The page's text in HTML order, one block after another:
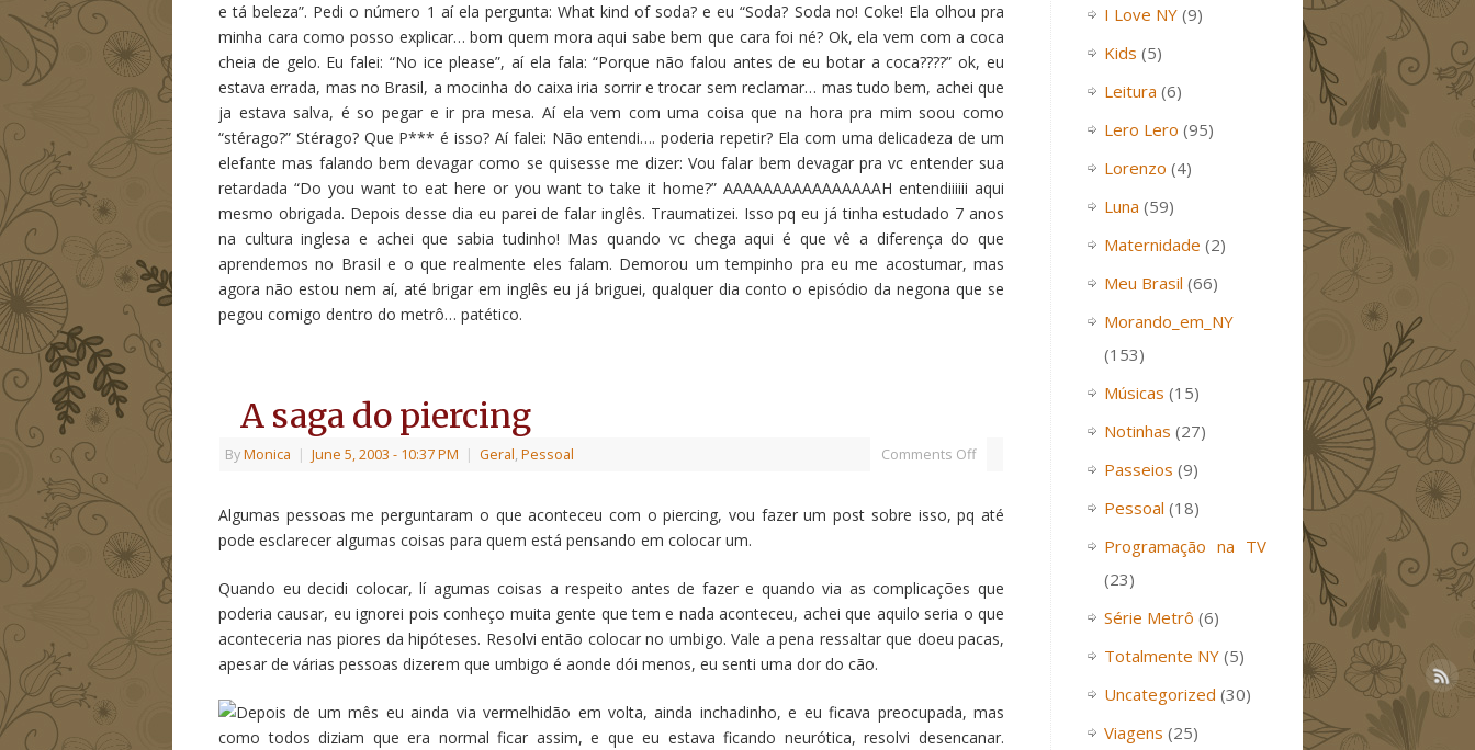
e tá beleza”. Pedi o número 1 aí ela pergunta: What kind of soda? e eu “Soda? Soda no! Coke! Ela olhou pra
minha cara como posso explicar… bom quem mora aqui sabe bem que cara foi né? Ok, ela vem com a coca
cheia de gelo. Eu falei: “No ice please”, aí ela fala: “Porque não falou antes de eu botar a coca????” ok, eu
estava errada, mas no Brasil, a mocinha do caixa iria sorrir e trocar sem reclamar… mas tudo bem, achei que
ja estava salva, é so pegar e ir pra mesa. Aí ela vem com uma coisa que na hora pra mim soou como
“stérago?” Stérago? Que P*** é isso? Aí falei: Não entendi…. poderia repetir? Ela com uma delicadeza de um
elefante mas falando bem devagar como se quisesse me dizer: Vou falar bem devagar pra vc entender sua
retardada “Do you want to eat here or you want to take it home?” AAAAAAAAAAAAAAAAH entendiiiiii aqui
mesmo obrigada. Depois desse dia eu parei de falar inglês. Traumatizei. Isso pq eu já tinha estudado 7 anos
na cultura inglesa e achei que sabia tudinho! Mas quando vc chega aqui é que vê a diferença do que
aprendemos no Brasil e o que realmente eles falam. Demorou um tempinho pra eu me acostumar, mas
agora não estou nem aí, até brigar em inglês eu já briguei, qualquer dia conto o episódio da negona que se
pegou comigo dentro do metrô… patético.
A saga do piercing
ByMonica | June 5, 2003 - 10:37 PM | Geral, Pessoal Comments Off
Algumas pessoas me perguntaram o que aconteceu com o piercing, vou fazer um post sobre isso, pq até
pode esclarecer algumas coisas para quem está pensando em colocar um.
Quando eu decidi colocar, lí agumas coisas a respeito antes de fazer e quando via as complicações que
poderia causar, eu ignorei pois conheço muita gente que tem e nada aconteceu, achei que aquilo seria o que
aconteceria nas piores da hipóteses. Resolvi então colocar no umbigo. Vale a pena ressaltar que doeu pacas,
apesar de várias pessoas dizerem que umbigo é aonde dói menos, eu senti uma dor do cão.
Depois de um mês eu ainda via vermelhidão em volta, ainda inchadinho, e eu ficava preocupada, mas
como todos diziam que era normal ficar assim, e que eu estava ficando neurótica, resolvi desencanar.
I Love NY (9)
Kids (5)
Leitura (6)
Lero Lero (95)
Lorenzo (4)
Luna (59)
Maternidade (2)
Meu Brasil (66)
Morando_em_NY
(153)
Músicas (15)
Notinhas (27)
Passeios (9)
Pessoal (18)
Programação na TV
(23)
Série Metrô (6)
Totalmente NY (5)
Uncategorized (30)
Viagens (25)